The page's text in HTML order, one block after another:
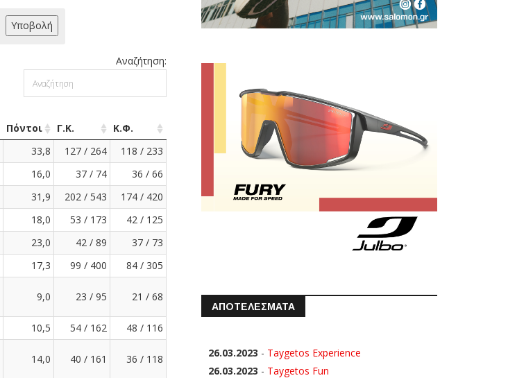
Αναζήτηση:
Πόντοι Γ.Κ.
Κ.Φ.
33,8 127 / 264
118 / 233
16,0 37 / 74
36 / 66
31,9 202 / 543
174 / 420
18,0 53 / 173
42 / 125
23,0 42 / 89
37 / 73
17,3 99 / 400
84 / 305
9,0 23 / 95 21 / 68
10,5 54 / 162
48 / 116
14,0 40 / 161 36 / 118
ΑΠΟΤΕΛΕΣΜΑΤΑ
26.03.2023 - Taygetos Experience
26.03.2023 - Taygetos Fun